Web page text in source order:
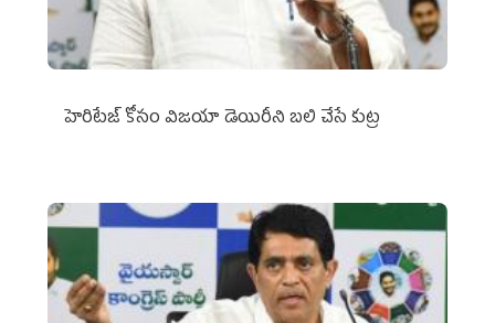
హెరిటేజ్ కోసం విజయా డెయిరీని బలి చేసే కుట్ర‌